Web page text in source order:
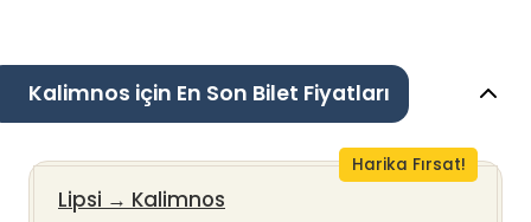
Kalimnos için En Son Bilet Fiyatları
Harika Fırsat!
Lipsi → Kalimnos